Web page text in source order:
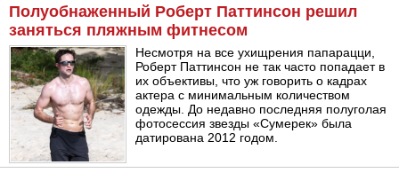
Полуобнаженный Роберт Паттинсон решил
заняться пляжным фитнесом
Несмотря на все ухищрения папарацци,
Роберт Паттинсон не так часто попадает в
их объективы, что уж говорить о кадрах
актера с минимальным количеством
одежды. До недавно последняя полуголая
фотосессия звезды «Сумерек» была
датирована 2012 годом.